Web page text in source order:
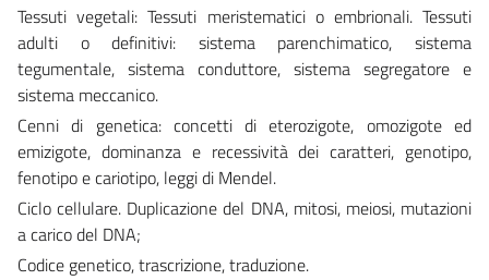
Tessuti vegetali: Tessuti meristematici o embrionali. Tessuti
adulti o definitivi: sistema parenchimatico, sistema
tegumentale, sistema conduttore, sistema segregatore e
sistema meccanico.
Cenni di genetica: concetti di eterozigote, omozigote ed
emizigote, dominanza e recessività dei caratteri, genotipo,
fenotipo e cariotipo, leggi di Mendel.
Ciclo cellulare. Duplicazione del DNA, mitosi, meiosi, mutazioni
a carico del DNA;
Codice genetico, trascrizione, traduzione.